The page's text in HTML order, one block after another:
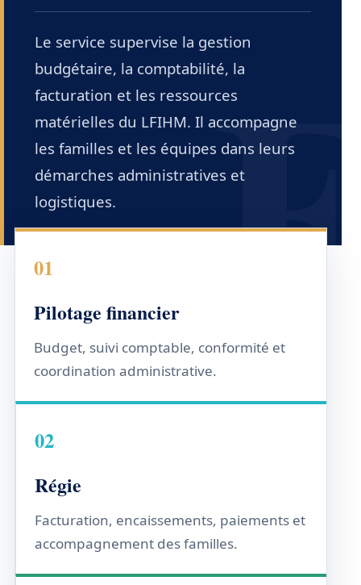
Le service supervise la gestion
budgétaire, la comptabilité, la
facturation et les ressources
matérielles du LFIHM. Il accompagne
les familles et les équipes dans leurs
démarches administratives et
logistiques.
Domaines du service financier et
01
Pilotage financier
Budget, suivi comptable, conformité et
coordination administrative.
02
Régie
Facturation, encaissements, paiements et
accompagnement des familles.